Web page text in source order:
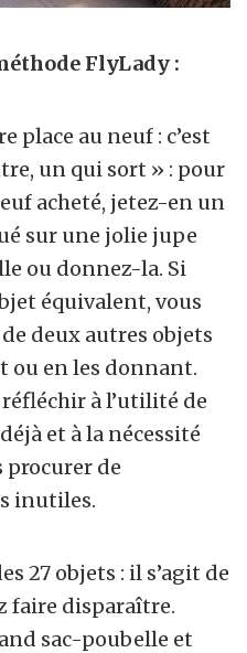
FlyLady :
place au neuf : c’est
un qui sort » : pour
acheté, jetez-en un
sur une jolie jupe
ou donnez-la. Si
équivalent, vous
deux autres objets
ou en les donnant.
à l’utilité de
et à la nécessité
procurer de
inutiles.
27 objets : il s’agit de
faire disparaître.
sac-poubelle et